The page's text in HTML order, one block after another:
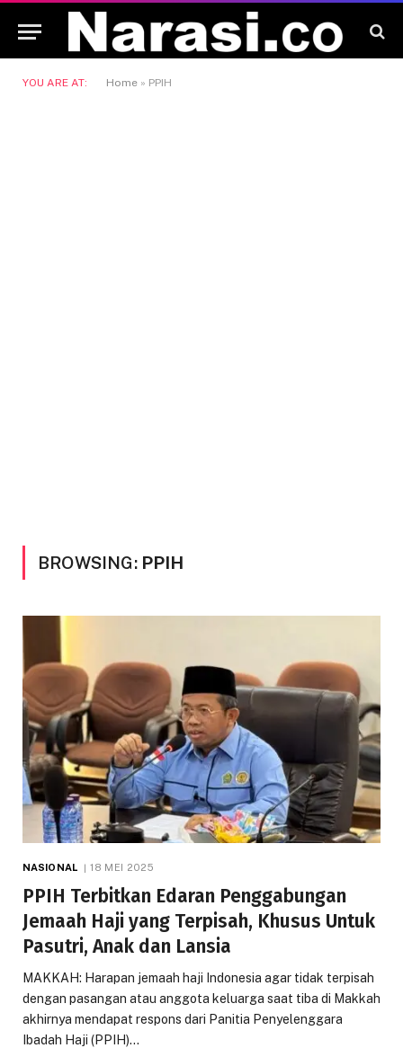
YOU ARE AT: Home » PPIH
BROWSING: PPIH
NASIONAL 18 MEI 2025
PPIH Terbitkan Edaran Penggabungan
Jemaah Haji yang Terpisah, Khusus Untuk
Pasutri, Anak dan Lansia
MAKKAH: Harapan jemaah haji Indonesia agar tidak terpisah
dengan pasangan atau anggota keluarga saat tiba di Makkah
akhirnya mendapat respons dari Panitia Penyelenggara
Ibadah Haji (PPIH)…